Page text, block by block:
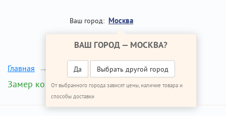
Ваш город: Москва
ВАШ ГОРОД — МОСКВА?
Да Выбрать другой город
От выбранного города зависят цены, наличие товара и
способы доставки
Главная Ремонт Опель Корса
Замер компрессии